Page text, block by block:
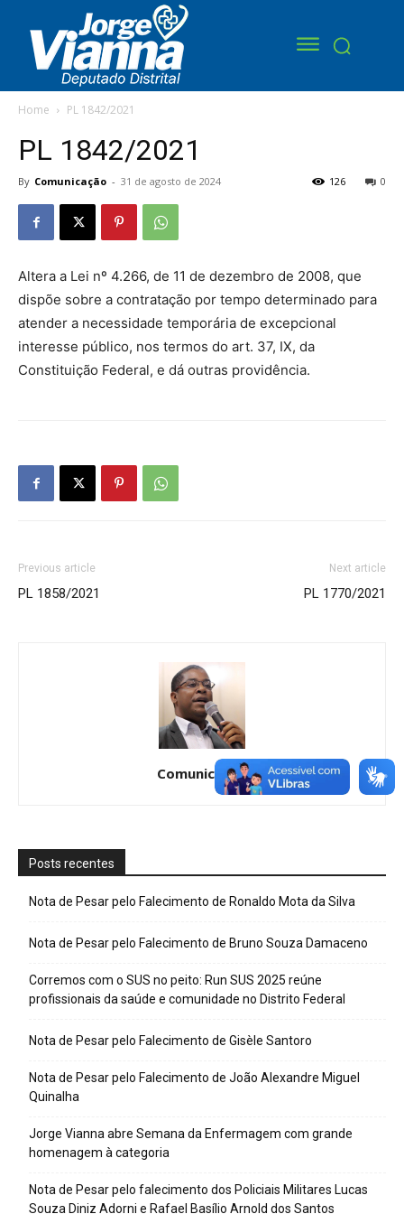
Home PL 1842/2021
PL 1842/2021
By Comunicação - 31 de agosto de 2024 0
126
Altera a Lei nº 4.266, de 11 de dezembro de 2008, que
dispõe sobre a contratação por tempo determinado para
atender a necessidade temporária de excepcional
interesse público, nos termos do art. 37, IX, da
Constituição Federal, e dá outras providência.
Previous article
PL 1858/2021
Next article
PL 1770/2021
Comunicação
Posts recentes
Nota de Pesar pelo Falecimento de Ronaldo Mota da Silva
Nota de Pesar pelo Falecimento de Bruno Souza Damaceno
Corremos com o SUS no peito: Run SUS 2025 reúne
profissionais da saúde e comunidade no Distrito Federal
Nota de Pesar pelo Falecimento de Gisèle Santoro
Nota de Pesar pelo Falecimento de João Alexandre Miguel
Quinalha
Jorge Vianna abre Semana da Enfermagem com grande
homenagem à categoria
Nota de Pesar pelo falecimento dos Policiais Militares Lucas
Souza Diniz Adorni e Rafael Basílio Arnold dos Santos